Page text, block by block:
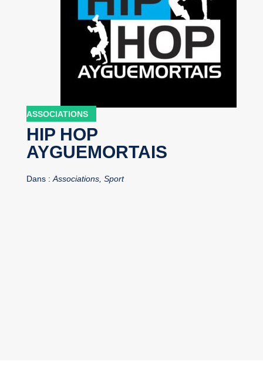
ASSOCIATIONS
HIP HOP
AYGUEMORTAIS
Dans :Associations, Sport